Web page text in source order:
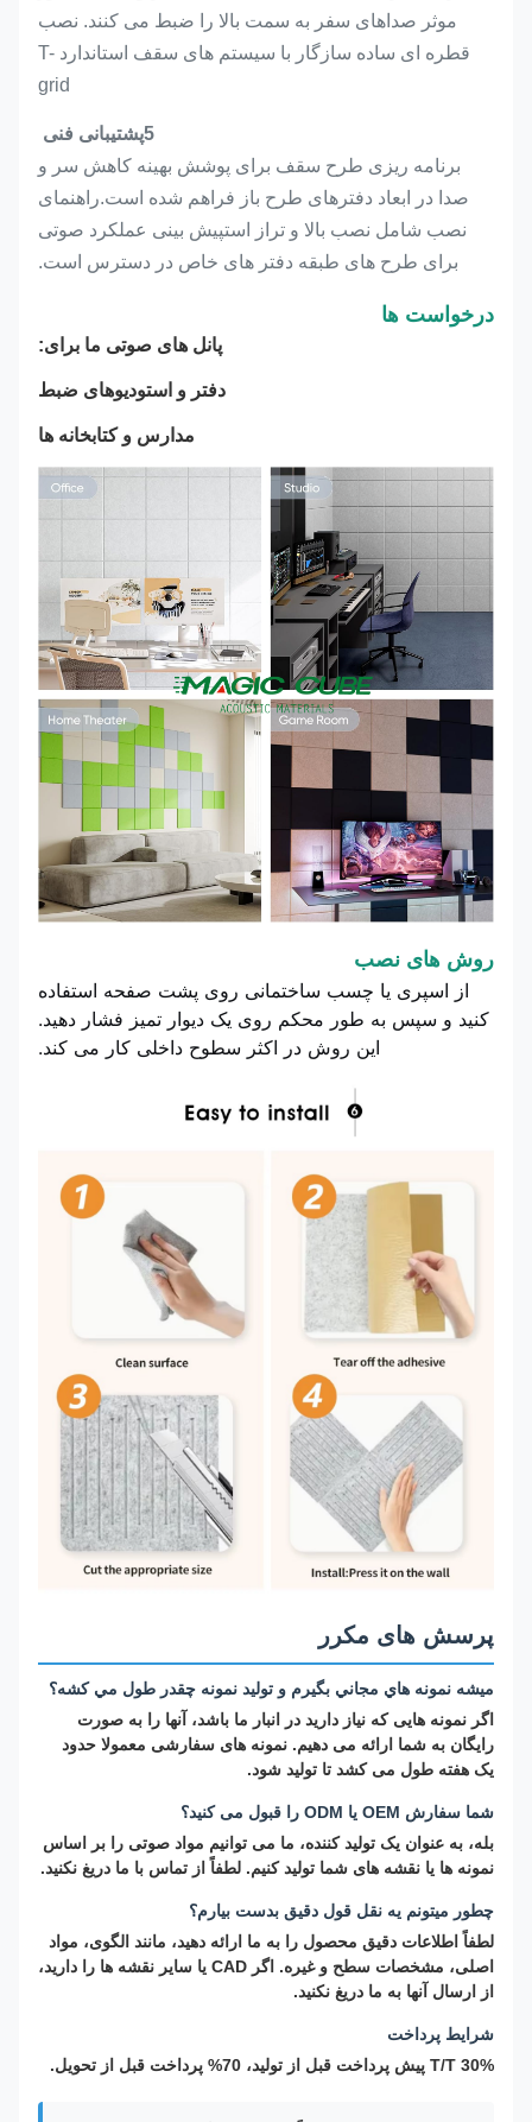
موثر صداهای سفر به سمت بالا را ضبط می کنند. نصب
قطره ای ساده سازگار با سیستم های سقف استاندارد T-
برنامه ریزی طرح سقف برای پوشش بهینه کاهش سر و
صدا در ابعاد دفترهای طرح باز فراهم شده است.راهنمای
نصب شامل نصب بالا و تراز استپیش بینی عملکرد صوتی
برای طرح های طبقه دفتر های خاص در دسترس است.
درخواست ها
پانل های صوتی ما برای:
دفتر و استودیوهای ضبط
مدارس و کتابخانه ها
روش های نصب
از اسپری یا چسب ساختمانی روی پشت صفحه استفاده
کنید و سپس به طور محکم روی یک دیوار تمیز فشار دهید.
این روش در اکثر سطوح داخلی کار می کند.
پرسش های مکرر
ميشه نمونه هاي مجاني بگيرم و توليد نمونه چقدر طول مي کشه؟
اگر نمونه هایی که نیاز دارید در انبار ما باشد، آنها را به صورت
رایگان به شما ارائه می دهیم. نمونه های سفارشی معمولا حدود
یک هفته طول می کشد تا تولید شود.
شما سفارش OEM یا ODM را قبول می کنید؟
بله، به عنوان یک تولید کننده، ما می توانیم مواد صوتی را بر اساس
نمونه ها یا نقشه های شما تولید کنیم. لطفاً از تماس با ما دریغ نکنید.
چطور ميتونم يه نقل قول دقيق بدست بيارم؟
لطفاً اطلاعات دقیق محصول را به ما ارائه دهید، مانند الگوی، مواد
اصلی، مشخصات سطح و غیره. اگر CAD یا سایر نقشه ها را دارید،
از ارسال آنها به ما دریغ نکنید.
شرایط پرداخت
T/T 30% پیش پرداخت قبل از تولید، 70% پرداخت قبل از تحویل.